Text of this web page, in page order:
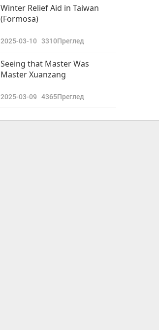
Важните Новини
2020-04-22
Преглед
Важните Новини
2020-04-233231
Преглед
Winter Relief Aid in Taiwan
(Formosa)
2025-03-10 3310Преглед
Seeing that Master Was
Master Xuanzang
2025-03-09 4365Преглед